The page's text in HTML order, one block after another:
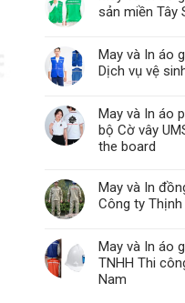
sản miền Tây
May và In áo
Dịch vụ vệ
May và In áo
bộ Cờ vây
the board
May và In
Công ty Thịnh
May và In áo
TNHH Thi
Nam